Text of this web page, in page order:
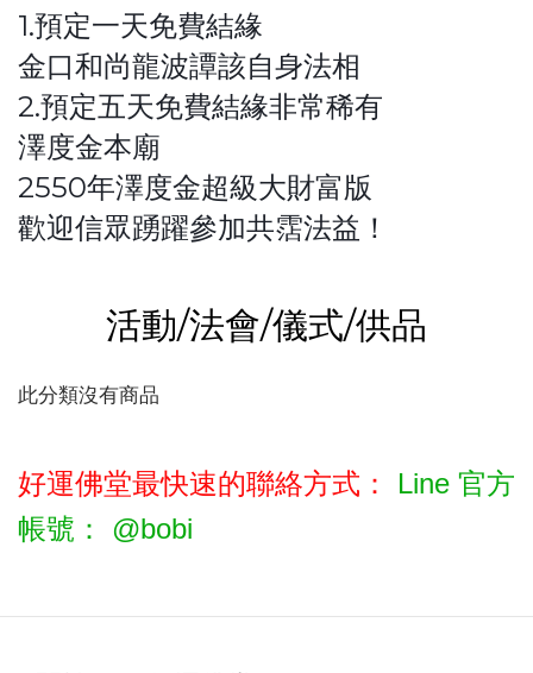
1.預定一天免費結緣
金口和尚龍波譚該自身法相
2.預定五天免費結緣非常稀有
澤度金本廟
2550年澤度金超級大財富版
歡迎信眾踴躍參加共霑法益！
活動/法會/儀式/供品
此分類沒有商品
好運佛堂最快速的聯絡方式：
Line 官方
帳號： @bobi